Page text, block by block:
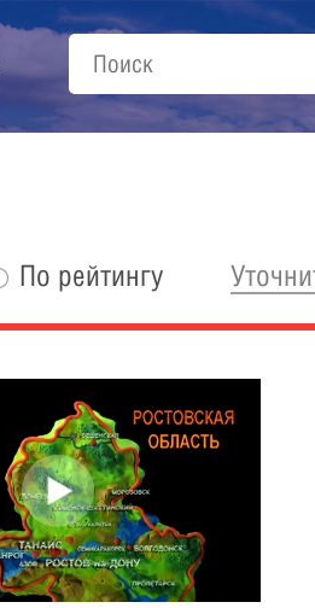
По рейтингу